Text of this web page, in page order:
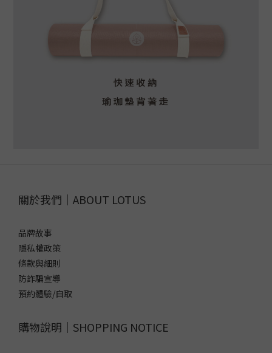
關於我們｜ABOUT LOTUS
品牌故事
隱私權政策
條款與細則
防詐騙宣導
預約體驗/自取
購物說明｜SHOPPING NOTICE